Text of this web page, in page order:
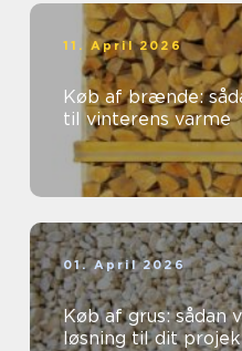
11. April 2026
Køb af brænde:
til vinterens varme
01. April 2026
Køb af grus: sådan
løsning til dit